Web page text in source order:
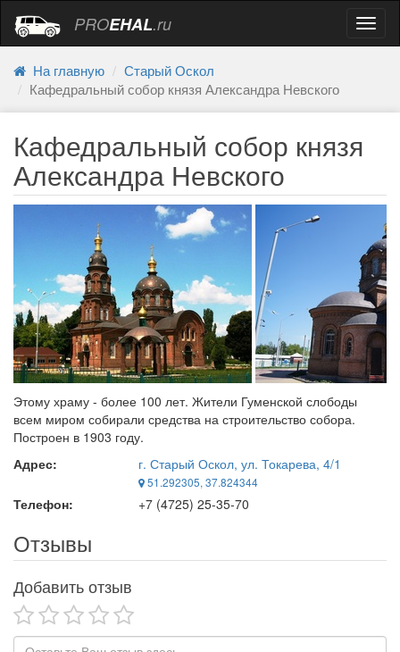
PROEHAL.ru
На главную
Старый Оскол
Кафедральный собор князя Александра Невского
Кафедральный собор князя
Александра Невского
Этому храму - более 100 лет. Жители Гуменской слободы
всем миром собирали средства на строительство собора.
Построен в 1903 году.
Адрес:
г. Старый Оскол, ул. Токарева, 4/1
51.292305, 37.824344
Телефон: +7 (4725) 25-35-70
Отзывы
Добавить отзыв